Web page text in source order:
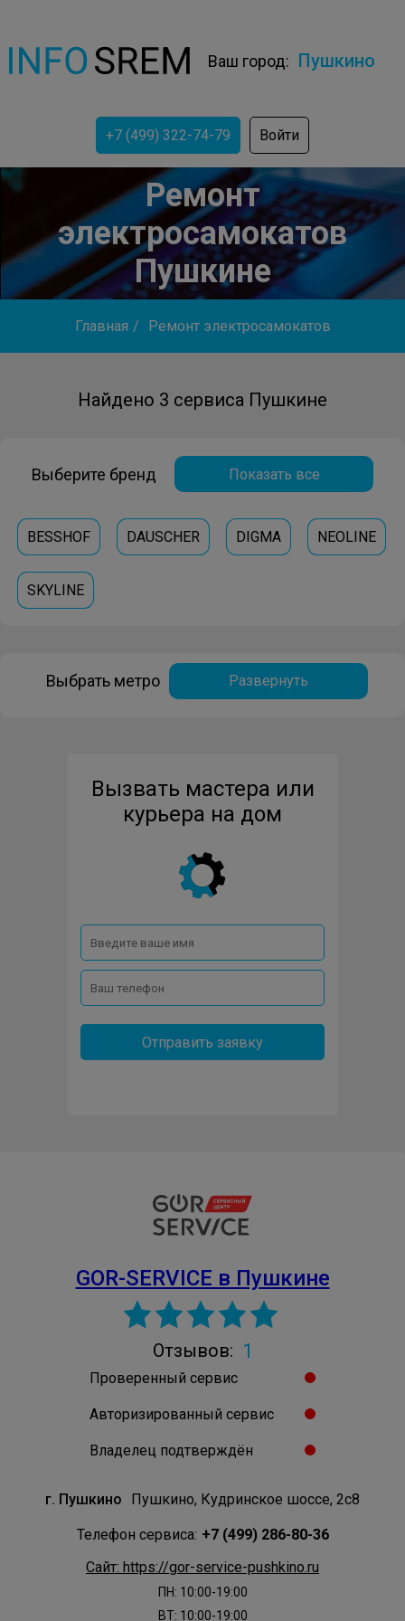
Ваш город: Пушкино
+7 (499) 322-74-79 Войти
Ремонт
электросамокатов
Пушкине
Главная / Ремонт электросамокатов
Найдено 3 сервиса Пушкине
Выберите бренд Показать все
BESSHOF DAUSCHER DIGMA NEOLINE
SKYLINE
Выбрать метро Развернуть
GOR-SERVICE в Пушкине
Отзывов: 1
Проверенный сервис
Авторизированный сервис
Владелец подтверждён
г. Пушкино Пушкино, Кудринское шоссе, 2с8
Телефон сервиса: +7 (499) 286-80-36
Сайт: https://gor-service-pushkino.ru
ПН: 10:00-19:00
ВТ: 10:00-19:00
Вызвать мастера или
курьера на дом
Отправить заявку